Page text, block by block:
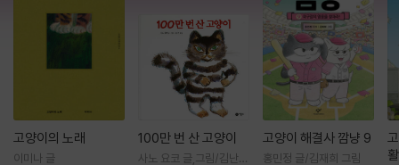
고양이의 노래
이미나 글
100만 번 산 고양이
사노 요코 글,그림/김난주
고양이 해결사 깜냥 9
홍민정 글/김재희 그림